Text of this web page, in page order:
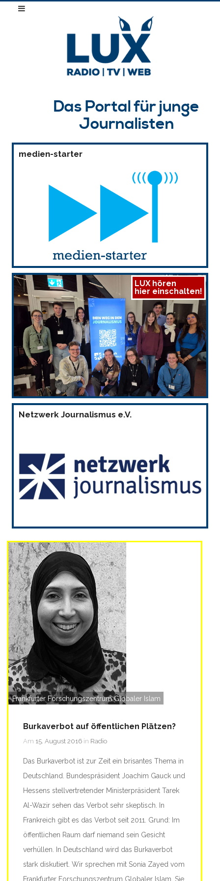
Das Portal für junge
Journalisten
medien-starter
LUX hören
hier einschalten!
Netzwerk Journalismus e.V.
Frankfurter Forschungszentrum Globaler Islam
Burkaverbot auf öffentlichen Plätzen?
Am 15. August 2016 in Radio
Das Burkaverbot ist zur Zeit ein brisantes Thema in
Deutschland. Bundespräsident Joachim Gauck und
Hessens stellvertretender Ministerpräsident Tarek
Al-Wazir sehen das Verbot sehr skeptisch. In
Frankreich gibt es das Verbot seit 2011. Grund: Im
öffentlichen Raum darf niemand sein Gesicht
verhüllen. In Deutschland wird das Burkaverbot
stark diskutiert. Wir sprechen mit Sonia Zayed vom
Frankfurter Forschungszentrum Globaler Islam. Sie